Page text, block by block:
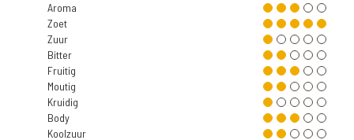
Aroma
Zoet
Zuur
Bitter
Fruitig
Moutig
Kruidig
Body
Koolzuur